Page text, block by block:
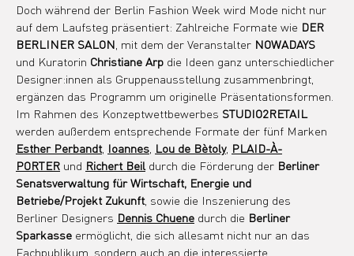
Doch während der Berlin Fashion Week wird Mode nicht nur
auf dem Laufsteg präsentiert: Zahlreiche Formate wie DER
BERLINER SALON , mit dem der Veranstalter NOWADAYS
und Kuratorin Christiane Arp die Ideen ganz unterschiedlicher
Designer:innen als Gruppenausstellung zusammenbringt,
ergänzen das Programm um originelle Präsentationsformen.
Im Rahmen des Konzeptwettbewerbes STUDIO2RETAIL
werden außerdem entsprechende Formate der fünf Marken
Esther Perbandt, Ioannes Lou de Bètoly, PLAID-À-
PORTER und Richert Beil durch die Förderung der Berliner
Senatsverwaltung für Wirtschaft, Energie und
Betriebe/Projekt Zukunft, sowie die Inszenierung des
Berliner Designers Dennis Chuene durch die Berliner
Sparkasse ermöglicht, die sich allesamt nicht nur an das
Fachpublikum, sondern auch an die interessierte